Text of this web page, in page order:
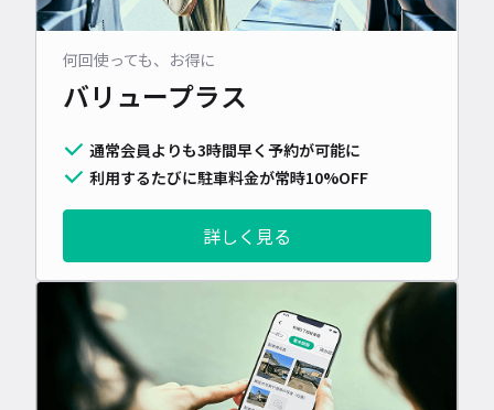
何回使っても、お得に
バリュープラス
通常会員よりも3時間早く予約が可能に
利用するたびに駐車料金が常時10%OFF
詳しく見る